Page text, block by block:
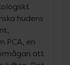
hudens
PCA, en
att